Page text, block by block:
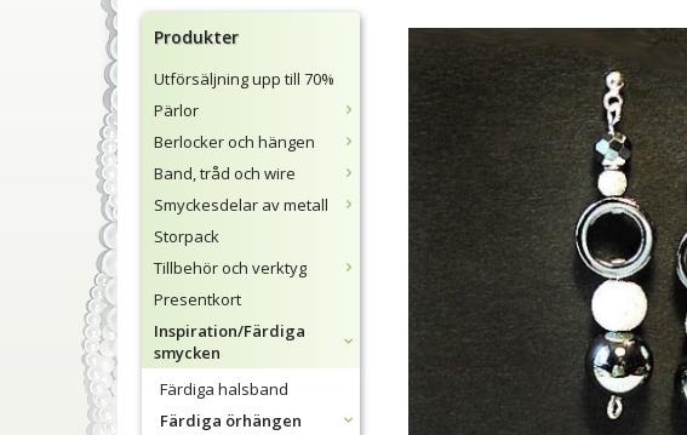
Produkter
Utförsäljning upp till 70%
Pärlor
Berlocker och hängen
Band, tråd och wire
Smyckesdelar av metall
Storpack
Tillbehör och verktyg
Presentkort
Inspiration/Färdiga
smycken
Färdiga halsband
Färdiga örhängen